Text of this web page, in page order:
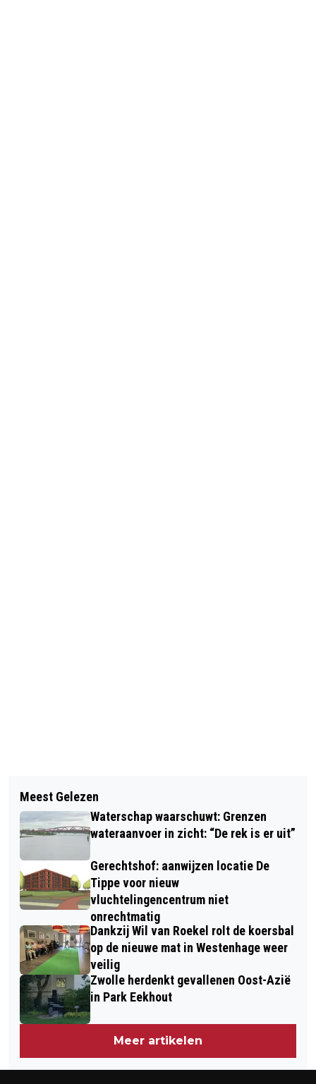
ER GAAT NOGAL EENS WAT MIS BIJ
PAKKETBEZORGING. MEESTE
KLACHTEN OVER BEZORGING UPS,
POSTNL DE BESTE
VIDEOCLIP MET EEN KRACHTIG
STATEMENT VAN HEY MOOCHER: THE
Meest Gelezen
Waterschap waarschuwt: Grenzen
wateraanvoer in zicht: “De rek is er uit”
Gerechtshof: aanwijzen locatie De
Tippe voor nieuw
vluchtelingencentrum niet
onrechtmatig
Dankzij Wil van Roekel rolt de koersbal
op de nieuwe mat in Westenhage weer
veilig
Zwolle herdenkt gevallenen Oost-Azië
in Park Eekhout
Meer artikelen